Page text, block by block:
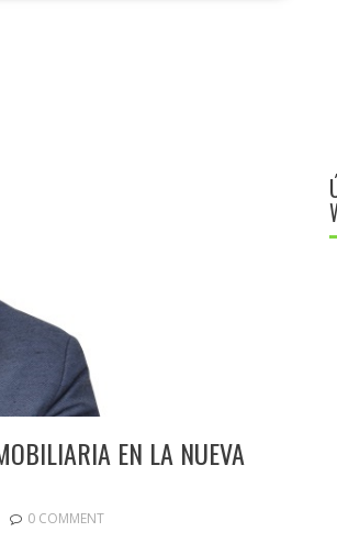
EN LA NUEVA
0 COMMENT